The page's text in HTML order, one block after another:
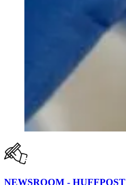
NEWSROOM - HUFFPOST